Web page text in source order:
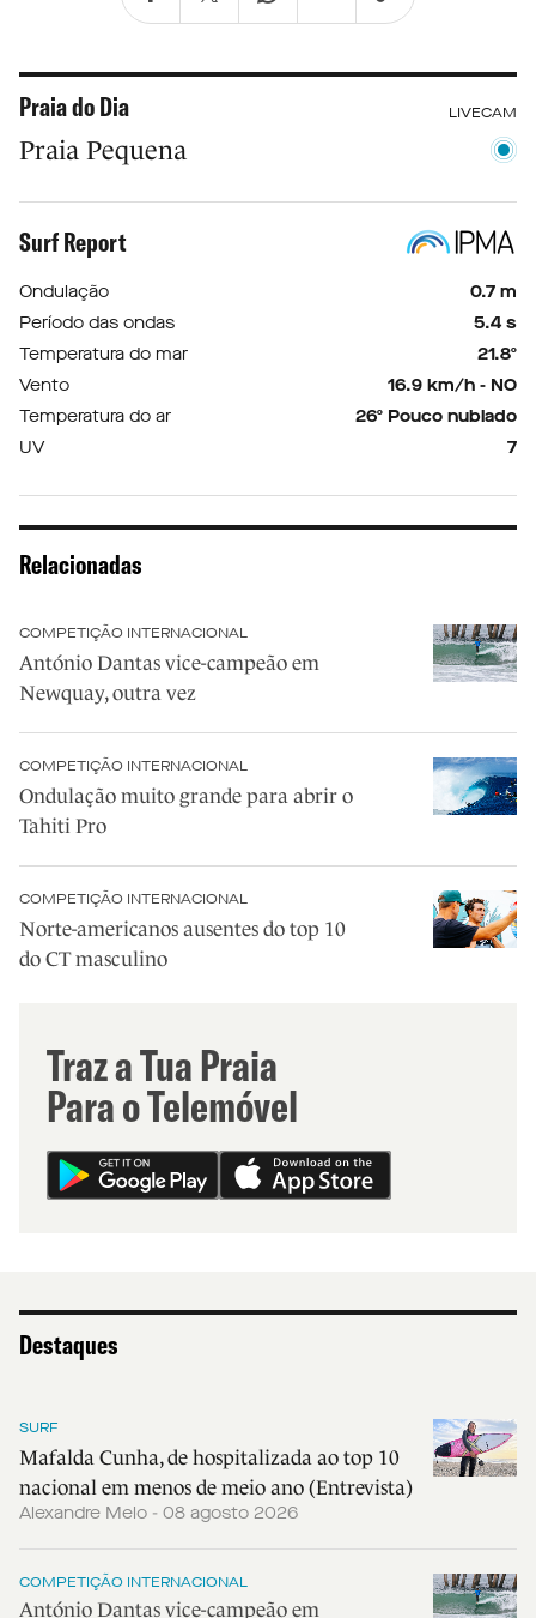
Praia do Dia LIVECAM
Praia Pequena
Surf Report
Ondulação
0.7 m
Período das ondas
5.4 s
Temperatura do mar
21.8º
Vento
16.9 km/h - NO
Temperatura do ar
26º Pouco nublado
UV
7
Relacionadas
COMPETIÇÃO INTERNACIONAL
António Dantas vice-campeão em
Newquay, outra vez
COMPETIÇÃO INTERNACIONAL
Ondulação muito grande para abrir o
Tahiti Pro
COMPETIÇÃO INTERNACIONAL
Norte-americanos ausentes do top 10
do CT masculino
Traz a Tua Praia
Para o Telemóvel
Destaques
SURF
Mafalda Cunha, de hospitalizada ao top 10
nacional em menos de meio ano (Entrevista)
Alexandre Melo - 08 agosto 2026
COMPETIÇÃO INTERNACIONAL
António Dantas vice-campeão em